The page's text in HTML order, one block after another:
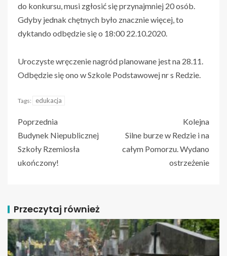
do konkursu, musi zgłosić się przynajmniej 20 osób.
Gdyby jednak chętnych było znacznie więcej, to
dyktando odbędzie się o 18:00 22.10.2020.
Uroczyste wręczenie nagród planowane jest na 28.11.
Odbędzie się ono w Szkole Podstawowej nr s Redzie.
Tags: edukacja
Poprzednia
Budynek Niepublicznej
Szkoły Rzemiosła
ukończony!
Kolejna
Silne burze w Redzie i na
całym Pomorzu. Wydano
ostrzeżenie
Przeczytaj również